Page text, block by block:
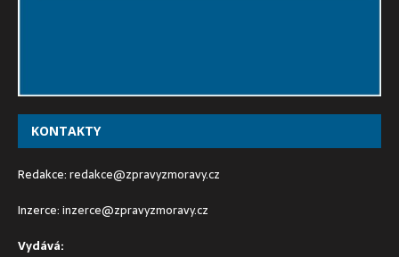
KONTAKTY
Redakce:redakce@zpravyzmoravy.cz
Inzerce:inzerce@zpravyzmoravy.cz
Vydává: